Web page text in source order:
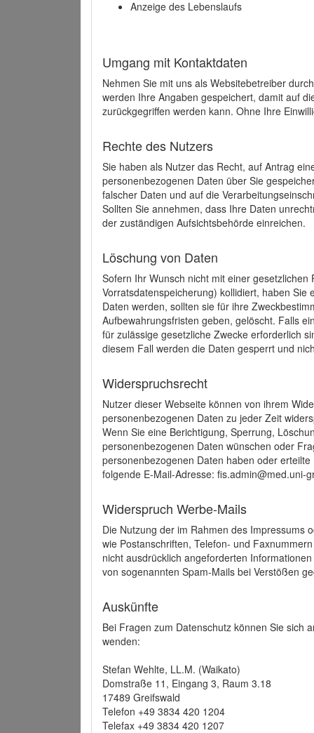
Anzeige des Lebenslaufs
Umgang mit Kontaktdaten
Nehmen Sie mit uns als Websitebetreiber
werden Ihre Angaben gespeichert, damit auf
zurückgegriffen werden kann. Ohne Ihre
Rechte des Nutzers
Sie haben als Nutzer das Recht, auf Antrag
personenbezogenen Daten über Sie
falscher Daten und auf die
Sollten Sie annehmen, dass Ihre Daten
der zuständigen Aufsichtsbehörde einreichen.
Löschung von Daten
Sofern Ihr Wunsch nicht mit einer
Vorratsdatenspeicherung) kollidiert, haben
Daten werden, sollten sie für ihre
Aufbewahrungsfristen geben, gelöscht. Falls
für zulässige gesetzliche Zwecke erforderlich
diesem Fall werden die Daten gesperrt und
Widerspruchsrecht
Nutzer dieser Webseite können von ihrem
personenbezogenen Daten zu jeder Zeit
Wenn Sie eine Berichtigung, Sperrung,
personenbezogenen Daten wünschen oder
personenbezogenen Daten haben oder
folgende E-Mail-Adresse: fis.admin@med.uni-
Widerspruch Werbe-Mails
Die Nutzung der im Rahmen des Impressums
wie Postanschriften, Telefon- und
nicht ausdrücklich angeforderten
von sogenannten Spam-Mails bei Verstößen
Auskünfte
Bei Fragen zum Datenschutz können Sie sich
wenden:
Stefan Wehlte, LL.M. (Waikato)
Domstraße 11, Eingang 3, Raum 3.18
17489 Greifswald
Telefon +49 3834 420 1204
Telefax +49 3834 420 1207